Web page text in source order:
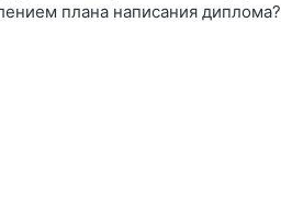
плана написания диплома?